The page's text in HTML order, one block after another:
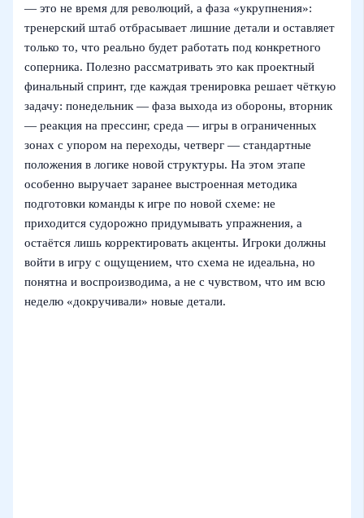
— это не время для революций, а фаза «укрупнения»:
тренерский штаб отбрасывает лишние детали и оставляет
только то, что реально будет работать под конкретного
соперника. Полезно рассматривать это как проектный
финальный спринт, где каждая тренировка решает чёткую
задачу: понедельник — фаза выхода из обороны, вторник
— реакция на прессинг, среда — игры в ограниченных
зонах с упором на переходы, четверг — стандартные
положения в логике новой структуры. На этом этапе
особенно выручает заранее выстроенная методика
подготовки команды к игре по новой схеме: не
приходится судорожно придумывать упражнения, а
остаётся лишь корректировать акценты. Игроки должны
войти в игру с ощущением, что схема не идеальна, но
понятна и воспроизводима, а не с чувством, что им всю
неделю «докручивали» новые детали.